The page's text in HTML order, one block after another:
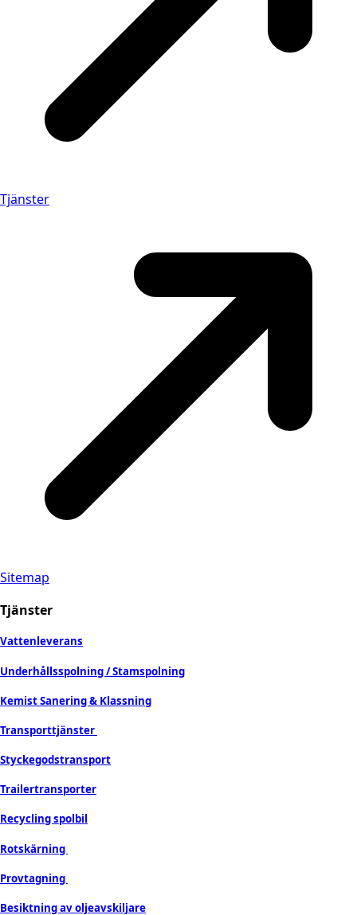
Tjänster
Sitemap
Tjänster
Vattenleverans
Underhållsspolning / Stamspolning
Kemist Sanering & Klassning
Transporttjänster
Styckegodstransport
Trailertransporter
Recycling spolbil
Rotskärning
Provtagning
Besiktning av oljeavskiljare